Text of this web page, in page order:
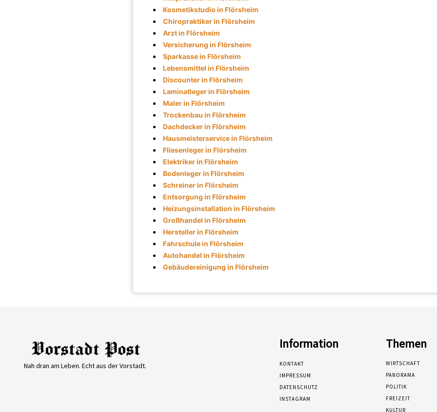
Kosmetikstudio in Flörsheim
Chiropraktiker in Flörsheim
Arzt in Flörsheim
Versicherung in Flörsheim
Sparkasse in Flörsheim
Lebensmittel in Flörsheim
Discounter in Flörsheim
Laminatleger in Flörsheim
Maler in Flörsheim
Trockenbau in Flörsheim
Dachdecker in Flörsheim
Hausmeisterservice in Flörsheim
Fliesenleger in Flörsheim
Elektriker in Flörsheim
Bodenleger in Flörsheim
Schreiner in Flörsheim
Entsorgung in Flörsheim
Heizungsinstallation in Flörsheim
Großhandel in Flörsheim
Hersteller in Flörsheim
Fahrschule in Flörsheim
Autohandel in Flörsheim
Gebäudereinigung in Flörsheim
Nah dran am Leben. Echt aus der Vorstadt.
Information
KONTAKT
IMPRESSUM
DATENSCHUTZ
INSTAGRAM
Themen
WIRTSCHAFT
PANORAMA
POLITIK
FREIZEIT
KULTUR